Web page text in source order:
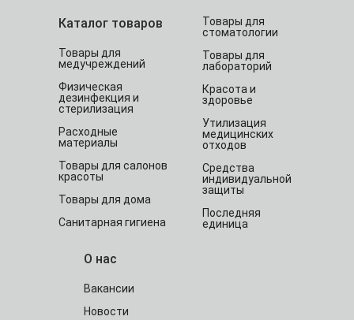
Каталог товаров
Товары для
медучреждений
Физическая
дезинфекция и
стерилизация
Расходные
материалы
Товары для салонов
красоты
Товары для дома
Санитарная гигиена
Товары для
стоматологии
Товары для
лабораторий
Красота и
здоровье
Утилизация
медицинских
отходов
Средства
индивидуальной
защиты
Последняя
единица
О нас
Вакансии
Новости